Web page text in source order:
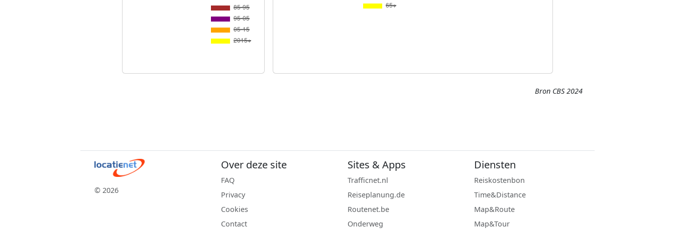
Bron CBS 2024
© 2026
Over deze site
FAQ
Privacy
Cookies
Contact
Sites & Apps
Trafficnet.nl
Reiseplanung.de
Routenet.be
Onderweg
Diensten
Reiskostenbon
Time&Distance
Map&Route
Map&Tour